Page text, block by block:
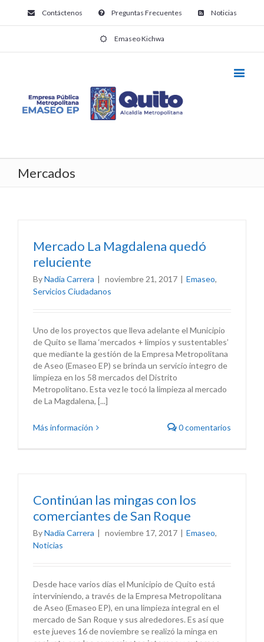
Contáctenos Preguntas Frecuentes Noticias
Emaseo Kichwa
Mercados
Mercado La Magdalena quedó
reluciente
ByNadia Carrera | noviembre 21, 2017 | Emaseo,
Servicios Ciudadanos
Uno de los proyectos que lleva adelante el Municipio
de Quito se llama ‘mercados + limpios y sustentables’
que mediante la gestión de la Empresa Metropolitana
de Aseo (Emaseo EP) se brinda un servicio integro de
limpieza en los 58 mercados del Distrito
Metropolitano. Esta vez le tocó la limpieza al mercado
de La Magdalena, [...]
Más información 0 comentarios
Continúan las mingas con los
comerciantes de San Roque
ByNadia Carrera | noviembre 17, 2017 | Emaseo,
Noticias
Desde hace varios días el Municipio de Quito está
interviniendo, a través de la Empresa Metropolitana
de Aseo (Emaseo EP), en una limpieza integral en el
mercado de San Roque y sus alrededores. Es así que
este jueves 16 de noviembre se realizó la minga en